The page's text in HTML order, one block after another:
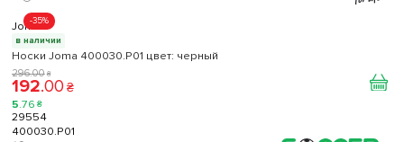
-35%
Joma
в наличии
Носки Joma 400030.P01 цвет: черный
296.00 ₴
192.00 ₴
5.76 ₴
29554
400030.P01